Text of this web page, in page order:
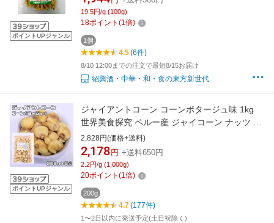
ポイントUPジャンル
19.5円/g (100g)
18ポイント (1倍)
1個
4.5(6件)
8/10 12:00までの注文で最短8/15お届け
紹興酒・中華・和・食の東方新世代
ポイントUPジャンル
ジャイアントコーン コーンポタージュ味 1kg
世界美食探究 ペルー産 ジャイコーン ナッツ お
つまみ おやつ 揚げ菓子 揚げコーン 国内加工 業
務用
2,828円(価格+送料)
2,178 円 +送料650円
2.2円/g (1,000g)
20ポイント (1倍)
200g
4.7(177件)
1〜2日以内に発送予定(土日祝除く)